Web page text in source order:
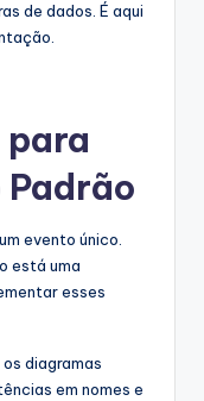
de dados. É aqui
para
evento único.
está uma
esses
os diagramas
em nomes e